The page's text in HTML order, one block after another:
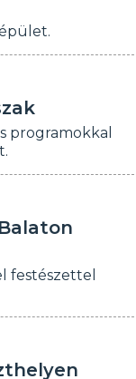
programokkal
festészettel